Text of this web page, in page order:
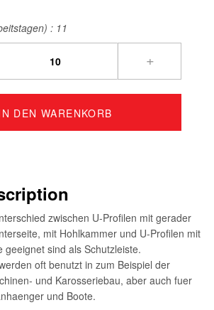
: 11
+
DEN WARENKORB
zwischen U-Profilen mit gerader
mit Hohlkammer und U-Profilen mit
geeignet sind als Schutzleiste.
oft benutzt in zum Beispiel der
und Karosseriebau, aber auch fuer
und Boote.